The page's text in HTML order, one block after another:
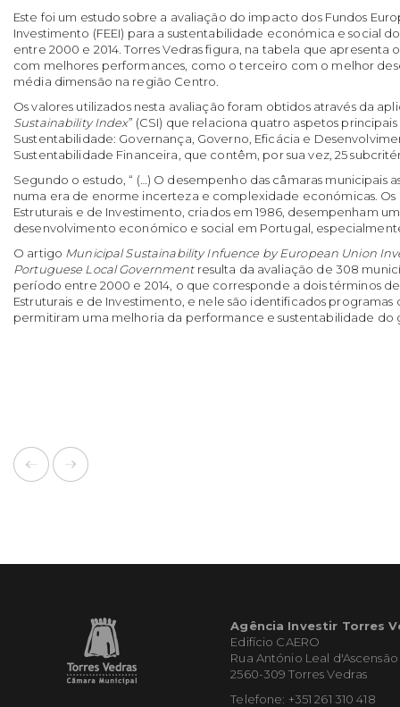
Este foi um estudo sobre a avaliação do impacto dos Fundos
Investimento (FEEI) para a sustentabilidade económica e social
entre 2000 e 2014. Torres Vedras figura, na tabela que apresenta
com melhores performances, como o terceiro com o melhor
média dimensão na região Centro.
Os valores utilizados nesta avaliação foram obtidos através da
Sustainability Index” (CSI) que relaciona quatro aspetos
Sustentabilidade: Governança, Governo, Eficácia e
Sustentabilidade Financeira, que contêm, por sua vez, 25
Segundo o estudo, “ (…) O desempenho das câmaras municipais
numa era de enorme incerteza e complexidade económicas. Os
Estruturais e de Investimento, criados em 1986, desempenham
desenvolvimento económico e social em Portugal,
O artigo Municipal Sustainability Infuence by European Union
Portuguese Local Governmentresulta da avaliação de 308
período entre 2000 e 2014, o que corresponde a dois términos
Estruturais e de Investimento, e nele são identificados programas
permitiram uma melhoria da performance e sustentabilidade do
Agência Investir Torres
Edifício CAERO
Rua António Leal d'Ascensão
2560-309 Torres Vedras
Telefone: +351 261 310 418